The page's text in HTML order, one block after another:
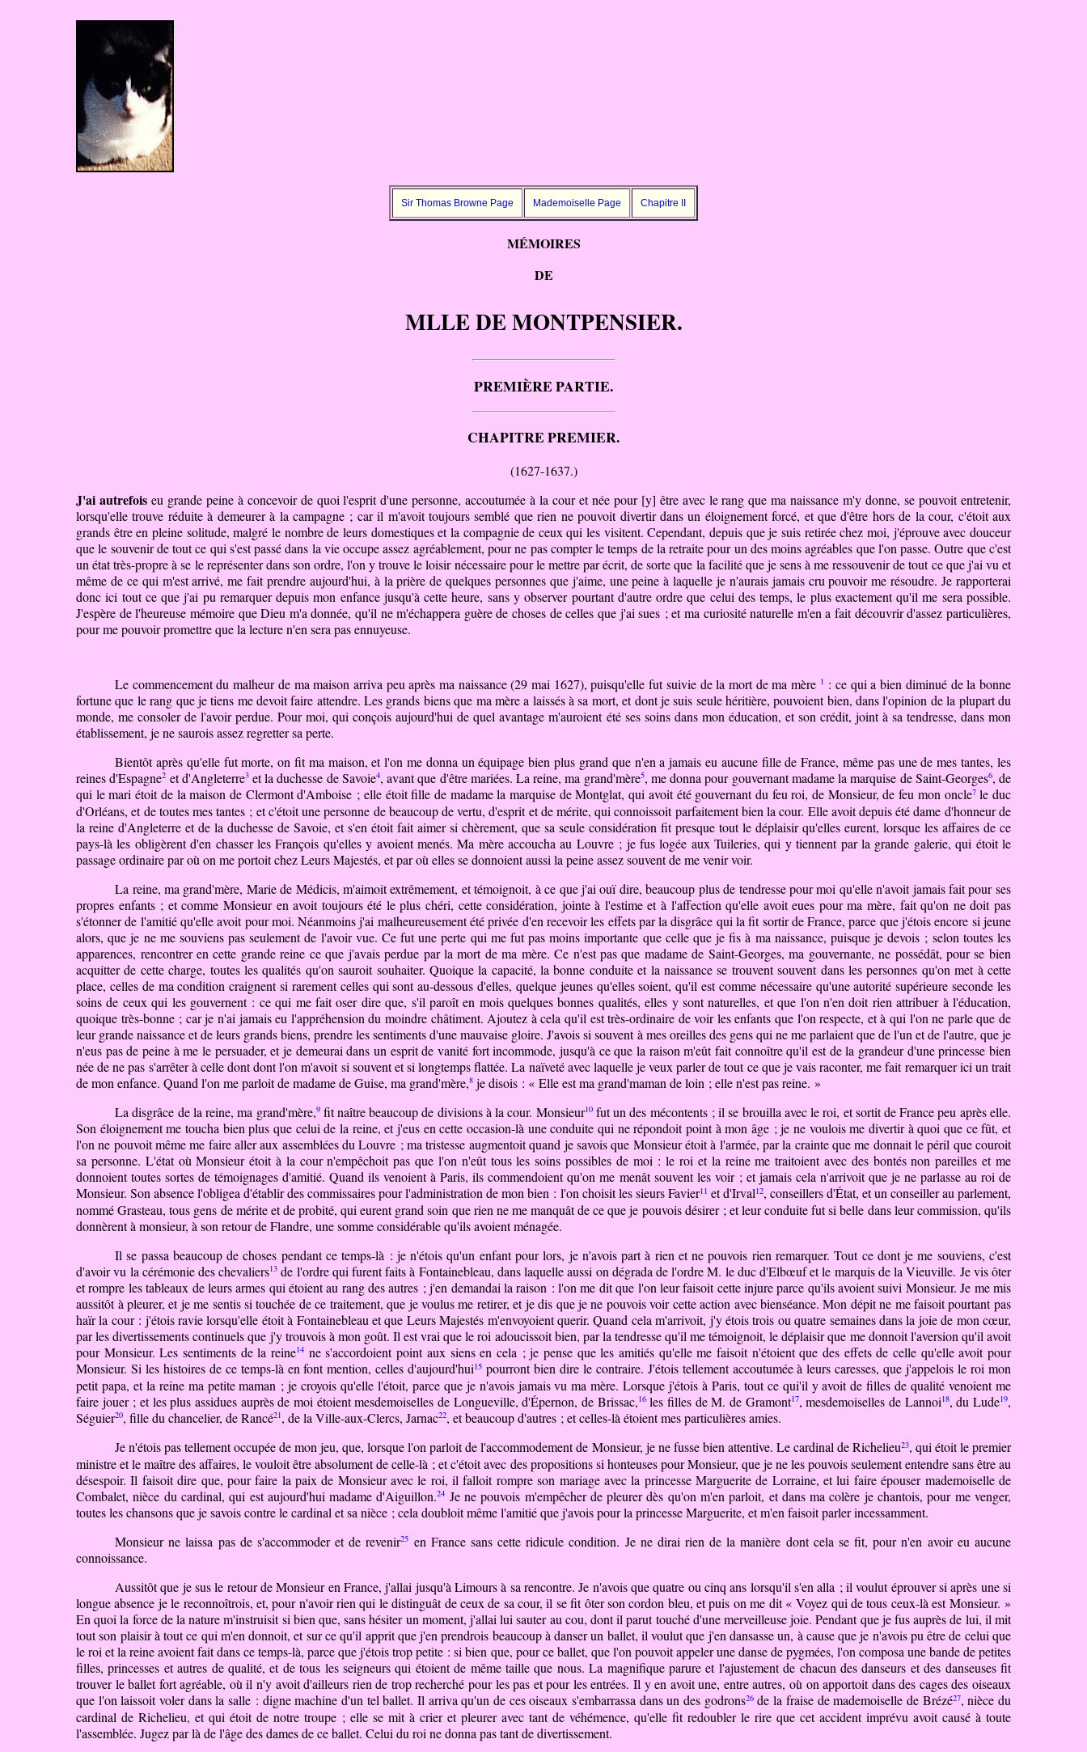
Sir Thomas Browne Page Mademoiselle Page Chapitre II
MÉMOIRES
DE
MLLE DE MONTPENSIER.
PREMIÈRE PARTIE.
CHAPITRE PREMIER.
(1627-1637.)
J'ai autrefois eu grande peine à concevoir de quoi l'esprit d'une personne, accoutumée à la cour et née pour [y] être avec le rang que ma naissance m'y donne, se pouvoit entretenir,
lorsqu'elle trouve réduite à demeurerà la campagne ; car il m'avoit toujours semblé que rien ne pouvoit divertir dans un éloignement forcé, et que d'être hors de la cour, c'étoit aux
grands être en pleine solitude, malgré le nombre de leurs domestiques et la compagnie de ceux qui les visitent. Cependant, depuis que je suis retirée chez moi, j'éprouve avec douceur
que le souvenir de tout ce qui s'est passé dans la vie occupe assez agréablement, pour ne pas compter le temps de la retraite pour un des moins agréables que l'on passe. Outre que c'est
un état très-propre à se le représenter dans son ordre, l'on y trouve le loisir nécessaire pour le mettre par écrit, de sorte que la facilité que je sens à me ressouvenir de tout ce que j'ai vu et
même de ce qui m'est arrivé, me fait prendre aujourd'hui, à la prière de quelques personnes que j'aime, une peine à laquelle je n'aurais jamais cru pouvoir me résoudre. Je rapporterai
donc ici tout ce que j'ai pu remarquer depuis mon enfance jusqu'à cette heure, sans y observer pourtant d'autre ordre que celui des temps, le plus exactement qu'il me sera possible.
J'espère de l'heureuse mémoire que Dieu m'a donnée, qu'il ne m'échappera guère de choses de celles que j'ai sues ; et ma curiosité naturelle m'en a fait découvrir d'assez particulières,
pour me pouvoir promettre que la lecture n'en sera pas ennuyeuse.
Le commencement du malheur de ma maison arriva peu après ma naissance (29 mai 1627), puisqu'elle fut suivie de la mort de ma mère 1 : ce qui a bien diminué dela bonne
fortune que le rang que je tiens me devoit faire attendre. Les grands biens que ma mère a laissés à sa mort, et dont je suis seule héritière, pouvoient bien, dans l'opinion de la plupart du
monde, me consoler de l'avoir perdue. Pour moi, qui conçois aujourd'hui de quel avantage m'auroient été ses soins dans mon éducation, et son crédit, joint à sa tendresse, dans mon
établissement, je ne saurois assez regretter sa perte.
Bientôt après qu'elle fut morte, on fit ma maison, et l'on me donna un équipage bien plus grand que n'en a jamais eu aucune fille de France, même pas une de mes tantes, les
reines d'Espagne2 et d'Angleterre3et la duchesse de Savoie4, avant que d'être mariées. La reine, ma grand'mère5, me donna pour gouvernant madame la marquise de Saint-Georges6, de
qui le mari étoitdela maison de Clermont d'Amboise ; elle étoit fille de madame la marquise de Montglat, qui avoit été gouvernant du feu roi, de Monsieur, de feu mon oncle7le duc
d'Orléans, et de toutes mes tantes ; et c'étoit une personne de beaucoup de vertu, d'esprit et de mérite, qui connoissoit parfaitement bien la cour. Elle avoit depuis été dame d'honneur de
la reine d'Angleterre et de la duchesse de Savoie, et s'en étoit fait aimer si chèrement, que sa seule considération fit presque tout le déplaisir qu'elles eurent, lorsque les affaires de ce
pays-là les obligèrent d'en chasser les François qu'elles y avoient menés. Ma mère accoucha au Louvre ; je fus logée aux Tuileries, qui y tiennent par la grande galerie, qui étoit le
passage ordinaire par où on me portoit chez Leurs Majestés, et par où elles se donnoient aussi la peine assez souvent de me venir voir.
La reine, ma grand'mère, Marie de Médicis, m'aimoit extrêmement, et témoignoit, à ce que j'ai ouï dire, beaucoup plus de tendresse pour moi qu'elle n'avoit jamais fait pour ses
propres enfants ; et comme Monsieur en avoit toujours été le plus chéri, cette considération, jointe à l'estime et à l'affection qu'elle avoit eues pour ma mère, fait qu'on ne doit pas
s'étonner de l'amitié qu'elle avoit pour moi. Néanmoins j'ai malheureusement été privée d'en recevoir les effets par la disgrâce qui la fit sortir de France, parce que j'étoisencore si jeune
alors, que je ne me souviens pas seulement de l'avoir vue. Ce fut une perte qui me fut pas moins importante que celle que je fis à ma naissance, puisque je devois ; selon toutes les
apparences, rencontrer en cette grande reine ce que j'avais perdue par la mort de ma mère. Ce n'est pas que madame de Saint-Georges, ma gouvernante, ne possédât, pour se bien
acquitter de cette charge, toutes les qualités qu'on sauroit souhaiter. Quoique la capacité, la bonne conduite et la naissance se trouvent souvent dans les personnes qu'on met à cette
place, celles de ma condition craignent si rarement celles qui sont au-dessous d'elles, quelque jeunes qu'elles soient, qu'il est comme nécessaire qu'une autorité supérieure seconde les
soins de ceux qui les gouvernent : ce qui me fait oser dire que, s'il paroît en mois quelques bonnes qualités, elles y sont naturelles, et que l'on n'en doit rien attribuer à l'éducation,
quoique très-bonne ; car je n'ai jamais eu l'appréhension du moindre châtiment. Ajoutez à cela qu'il est très-ordinaire de voir les enfants que l'on respecte, et à qui l'on ne parle que de
leur grande naissance et de leurs grands biens, prendre les sentiments d'une mauvaise gloire. J'avois si souvent à mes oreilles des gens qui ne me parlaient que de l'un et de l'autre, que je
n'eus pas de peine à me le persuader, et je demeurai dans un esprit de vanité fort incommode, jusqu'à ce que la raison m'eût fait connoître qu'il est de la grandeur d'une princesse bien
née de ne pas s'arrêter à celle dont dont l'on m'avoit si souvent et si longtemps flattée. La naïveté avec laquelle je veux parler de tout ce que je vais raconter, me fait remarquer ici un trait
de mon enfance. Quand l'on me parloit de madame de Guise, ma grand'mère,8 je disois : « Elle est ma grand'maman de loin ; elle n'est pas reine. »
La disgrâce de la reine, ma grand'mère,9fit naître beaucoup de divisions à la cour. Monsieur10fut un des mécontents ; il se brouilla avec le roi, et sortit de France peu après elle.
Son éloignement me toucha bien plus que celui de la reine, et j'eus en cette occasion-là une conduite qui ne répondoit point à mon âge ; je ne voulois me divertir à quoi que ce fût, et
l'on ne pouvoit même me faire aller aux assemblées du Louvre ; ma tristesse augmentoit quand je savois que Monsieur étoit à l'armée, par la crainte que me donnait le péril que couroit
sa personne. L'état où Monsieur étoit à la cour n'empêchoit pas que l'on n'eût tous les soins possibles de moi : le roi et la reine me traitoient avec des bontés non pareilles et me
donnoient toutes sortes de témoignages d'amitié. Quand ils venoient à Paris, ils commendoient qu'on me menât souvent les voir ; et jamais cela n'arrivoit que je ne parlasse au roi de
Monsieur. Son absence l'obligea d'établir des commissaires pour l'administration de mon bien : l'on choisit les sieurs Favier11 et d'Irval12, conseillers d'État, et un conseillerauparlement,
nommé Grasteau, tous gens de mérite et de probité, qui eurent grand soin que rien ne me manquât de ce que je pouvois désirer ; et leur conduite fut si belle dans leur commission, qu'ils
donnèrent à monsieur, à son retour de Flandre, une somme considérable qu'ils avoient ménagée.
Il se passa beaucoup de choses pendant ce temps-là : je n'étois qu'un enfant pour lors, je n'avois part à rien et ne pouvois rien remarquer.Tout ce dont je me souviens, c'est
d'avoir vu la cérémonie des chevaliers13 de l'ordre qui furent faits à Fontainebleau, dans laquelle aussi on dégrada de l'ordre M. le duc d'Elbœuf et le marquis de la Vieuville. Je vis ôter
et rompre les tableaux de leurs armes qui étoient au rang des autres ; j'en demandai la raison : l'on me dit que l'on leur faisoit cette injure parce qu'ils avoient suivi Monsieur. Je me mis
aussitôt à pleurer, et je me sentis si touchée de ce traitement, que je voulus me retirer, et je dis que je ne pouvois voir cette action avec bienséance. Mon dépit ne me faisoit pourtant pas
haïr la cour : j'étois ravie lorsqu'elle étoit à Fontainebleau et que Leurs Majestés m'envoyoient querir. Quand cela m'arrivoit, j'y étois trois ou quatre semaines dans la joie de mon cœur,
par les divertissements continuels que j'y trouvois à mon goût. Il est vrai que le roi adoucissoit bien, par la tendresse qu'il me témoignoit, le déplaisir que me donnoit l'aversion qu'il avoit
pour Monsieur. Les sentiments dela reine14 ne s'accordoient point aux siens en cela ; je pense que les amitiés qu'elle me faisoit n'étoient que des effets de celle qu'elle avoit pour
Monsieur. Si les histoires de ce temps-là en font mention, celles d'aujourd'hui15 pourront bien dire le contraire. J'étois tellement accoutumée à leurs caresses, que j'appelois le roi mon
petit papa, et la reine ma petite maman ; je croyois qu'elle l'étoit, parce que je n'avois jamais vu ma mère. Lorsque j'étois à Paris, tout ce qui'il y avoit de filles de qualité venoient me
faire jouer ; et les plus assidues auprès de moi étoientmesdemoisellesde Longueville, d'Épernon, de Brissac,16les filles de M. de Gramont17, mesdemoiselles de Lannoi18, du Lude19,
Séguier20, fille du chancelier, de Rancé21,dela Ville-aux-Clercs, Jarnac22, et beaucoup d'autres ; et celles-là étoient mes particulières amies.
Je n'étois pas tellement occupée de mon jeu, que, lorsque l'on parloit de l'accommodement de Monsieur, je ne fusse bien attentive. Le cardinal de Richelieu23, qui étoit le premier
ministre et le maître des affaires, le vouloit être absolument de celle-là ; et c'étoit avec des propositions si honteuses pour Monsieur, que je ne les pouvois seulement entendre sans être au
désespoir. Il faisoit dire que, pour faire la paix de Monsieur avec le roi, il falloit rompre son mariage avec la princesse Marguerite de Lorraine, et lui faire épouser mademoisellede
Combalet, nièce du cardinal, qui est aujourd'hui madame d'Aiguillon.24 Je ne pouvois m'empêcher de pleurer dès qu'on m'en parloit, et dans ma colère je chantois, pour me venger,
toutes les chansons que je savois contre le cardinal et sa nièce ; cela doubloit même l'amitié que j'avois pour la princesse Marguerite, et m'en faisoit parler incessamment.
Monsieur ne laissa pas de s'accommoder et de revenir25 en France sans cette ridicule condition. Je ne dirai rien de la manière dont cela se fit, pour n'en avoir eu aucune
connoissance.
Aussitôt que je sus le retour de Monsieur en France, j'allai jusqu'à Limours à sa rencontre. Je n'avois que quatre ou cinq ans lorsqu'il s'en alla ; il voulut éprouver si après une si
longue absence je le reconnoîtrois, et, pour n'avoir rien qui le distinguât de ceux de sa cour, il se fit ôter son cordon bleu, et puis on me dit « Voyez qui de tous ceux-là est Monsieur. »
En quoi la force de la nature m'instruisit si bien que, sans hésiter un moment, j'allai lui sauter au cou, dont il parut touché d'une merveilleuse joie. Pendant que je fus auprès de lui, il mit
tout son plaisir à tout ce qui m'en donnoit, et sur ce qu'il apprit que j'en prendrois beaucoup à danser un ballet, il voulut que j'en dansasse un, à cause que je n'avois pu être de celui que
le roi et la reine avoient fait dans ce temps-là, parce que j'étois trop petite : si bien que, pour ce ballet, que l'on pouvoit appeler une danse de pygmées, l'on composa une bandedepetites
filles, princesses et autres de qualité, et de tous les seigneurs qui étoient de même taille que nous. La magnifique parure et l'ajustement de chacun des danseurs et des danseuses fit
trouver le ballet fort agréable, où il n'y avoit d'ailleurs rien de trop recherché pour les pas et pour les entrées. Il y en avoit une, entre autres, où on apportoit dans des cages des oiseaux
que l'on laissoit voler dans la salle : digne machine d'un tel ballet. Il arriva qu'un de ces oiseaux s'embarrassa dans un des godrons26de la fraise demademoiselle de Brézé27, nièce du
cardinal de Richelieu, et qui étoit de notre troupe ; elle se mit à crier et pleurer avec tant de véhémence, qu'elle fit redoubler le rire que cet accident imprévu avoit causé à toute
l'assemblée. Jugez par là de l'âge des dames de ce ballet. Celui du roi ne donna pas tant de divertissement.